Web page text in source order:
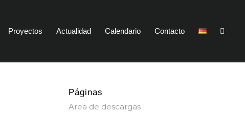
Proyectos Actualidad Calendario Contacto
Páginas
Area de descargas